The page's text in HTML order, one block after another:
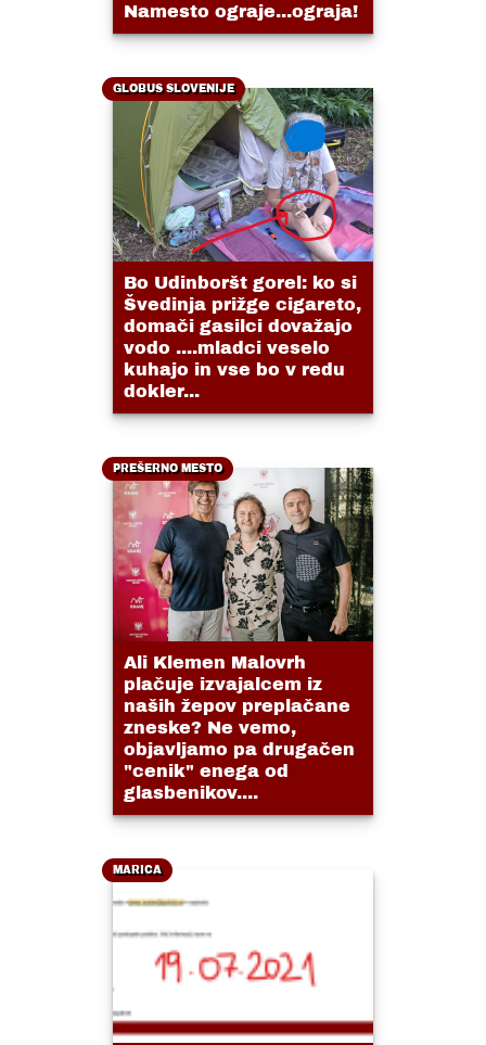
Namesto ograje...ograja!
GLOBUS SLOVENIJE
Bo Udinboršt gorel: ko si
Švedinja prižge cigareto,
domači gasilci dovažajo
vodo ....mladci veselo
kuhajo in vse bo v redu
dokler...
PREŠERNO MESTO
Ali Klemen Malovrh
plačuje izvajalcem iz
naših žepov preplačane
zneske? Ne vemo,
objavljamo pa drugačen
"cenik" enega od
glasbenikov....
MARICA